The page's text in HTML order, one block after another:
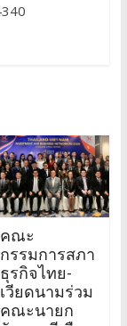
คณะ
กรรมการสภา
ธุรกิจไทย-
เวียดนามร่วม
คณะนายก